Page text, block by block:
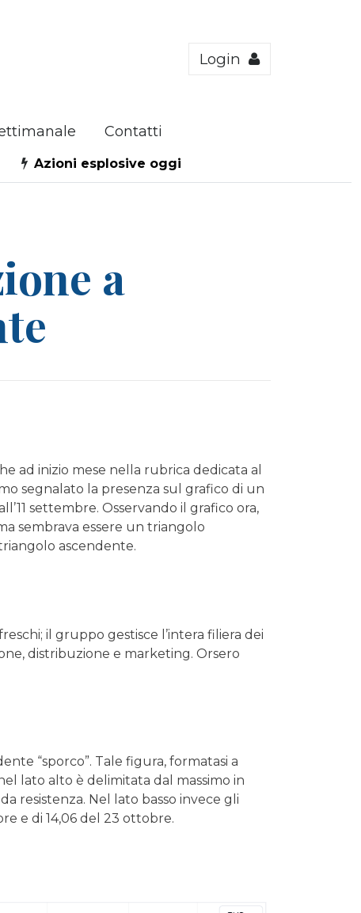
Login
Contatti
Azioni esplosive oggi
a
ad inizio mese nella rubrica dedicata al
segnalato la presenza sul grafico di un
settembre. Osservando il grafico ora,
sembrava essere un triangolo
ascendente.
il gruppo gestisce l’intera filiera dei
distribuzione e marketing. Orsero
“sporco”. Tale figura, formatasi a
lato alto è delimitata dal massimo in
resistenza. Nel lato basso invece gli
e di 14,06 del 23 ottobre.